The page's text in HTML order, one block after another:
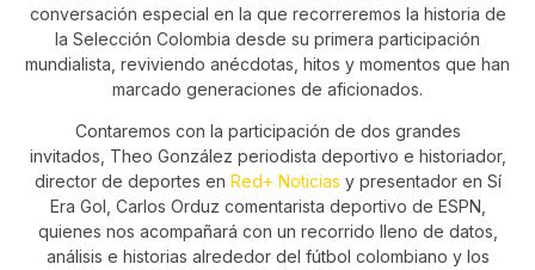
conversación especial en la que recorreremos la historia de
la Selección Colombia desde su primera participación
mundialista, reviviendo anécdotas, hitos y momentos que han
marcado generaciones de aficionados.
Contaremos con la participación de dos grandes
invitados, Theo González periodista deportivo e historiador,
director de deportes en Red+ Noticias y presentador en Sí
Era Gol , Carlos Orduz comentarista deportivo de ESPN,
quienes nos acompañará con un recorrido lleno de datos,
análisis e historias alrededor del fútbol colombiano y los